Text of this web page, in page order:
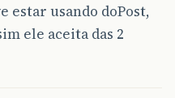
estar usando doPost,
ele aceita das 2